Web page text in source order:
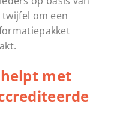
om een
met